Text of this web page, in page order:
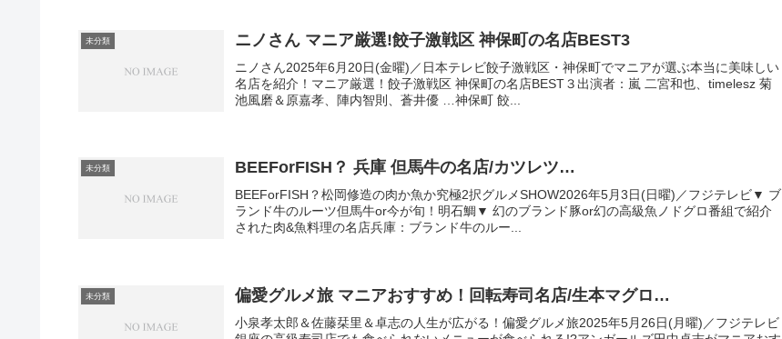
未分類 ニノさん マニア厳選!餃子激戦区 神保町の名店BEST3
ニノさん2025年6月20日(金曜)／日本テレビ餃子激戦区・神保町でマニアが選ぶ本当に美味しい
名店を紹介！マニア厳選！餃子激戦区 神保町の名店BEST３出演者：嵐 二宮和也、timelesz 菊
池風磨＆原嘉孝、陣内智則、蒼井優 …神保町 餃...
未分類 BEEForFISH？ 兵庫 但馬牛の名店/カツレツ…
BEEForFISH？松岡修造の肉か魚か究極2択グルメSHOW2026年5月3日(日曜)／フジテレビ▼ ブ
ランド牛のルーツ但馬牛or今が旬！明石鯛▼ 幻のブランド豚or幻の高級魚ノドグロ番組で紹介
された肉&魚料理の名店兵庫：ブランド牛のルー...
未分類 偏愛グルメ旅 マニアおすすめ！回転寿司名店/生本マグロ…
小泉孝太郎＆佐藤栞里＆卓志の人生が広がる！偏愛グルメ旅2025年5月26日(月曜)／フジテレビ